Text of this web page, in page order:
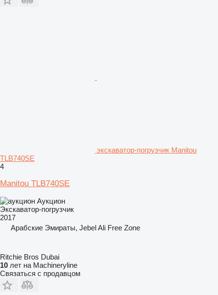
экскаватор-погрузчик Manitou
TLB740SE
4
Manitou TLB740SE
Аукцион
Экскаватор-погрузчик
2017
Арабские Эмираты, Jebel Ali Free Zone
Ritchie Bros Dubai
10 лет на Machineryline
Связаться с продавцом